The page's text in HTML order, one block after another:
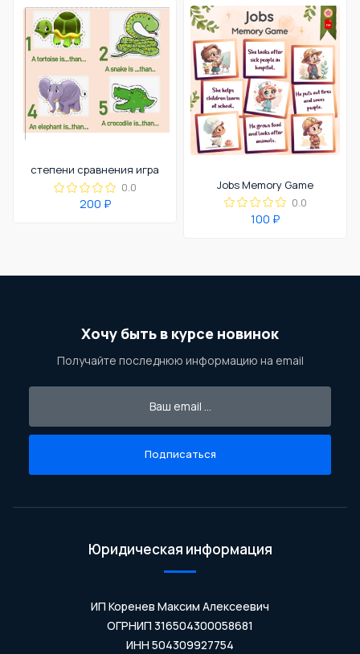
степени сравнения игра
0.0
200 ₽
Jobs Memory Game
0.0
100 ₽
Хочу быть в курсе новинок
Получайте последнюю информацию на email
Подписаться
Юридическая информация
ИП Коренев Максим Алексеевич
ОГРНИП 316504300058681
ИНН 504309927754